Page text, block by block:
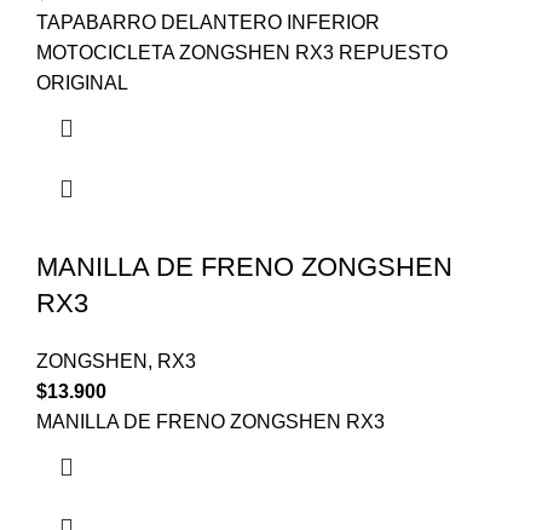
TAPABARRO DELANTERO INFERIOR
MOTOCICLETA ZONGSHEN RX3 REPUESTO
ORIGINAL
MANILLA DE FRENO ZONGSHEN
RX3
ZONGSHEN , RX3
$13.900
MANILLA DE FRENO ZONGSHEN RX3